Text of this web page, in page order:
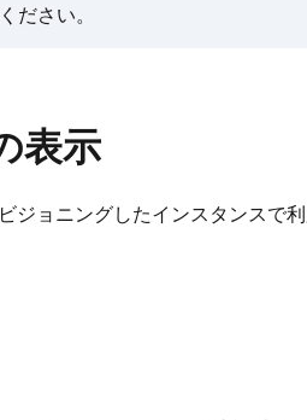
ださい。
表示
ジョニングしたインスタンスで